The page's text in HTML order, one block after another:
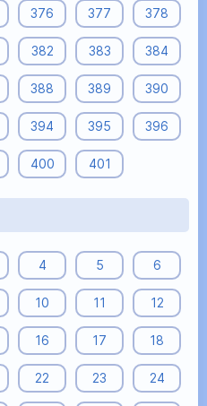
376 377 378
382 383 384
388 389 390
394 395 396
400 401
4 5 6
10 11 12
16 17 18
22 23 24